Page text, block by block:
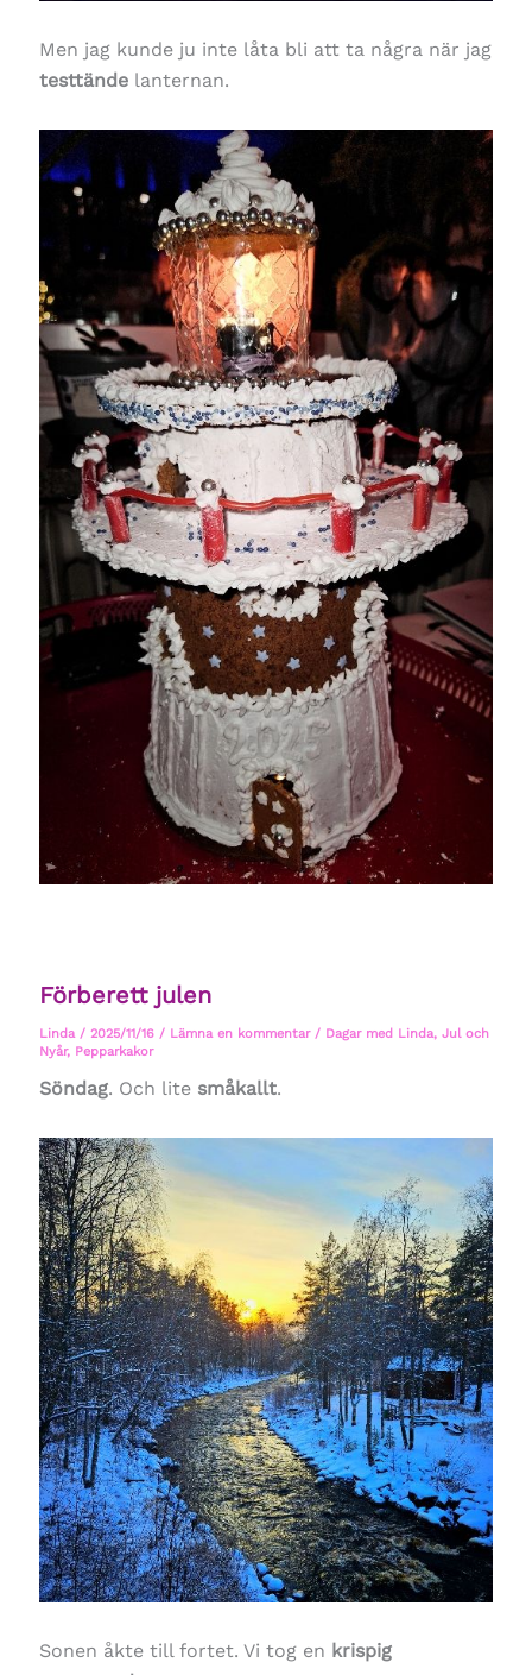
Men jag kunde ju inte låta bli att ta några när jag
testtändelanternan.
Förberett julen
Linda / 2025/11/16 / Lämna en kommentar / Dagar med Linda, Jul och
Nyår, Pepparkakor
Söndag. Och lite småkallt.
Sonen åkte till fortet. Vi tog en krispig